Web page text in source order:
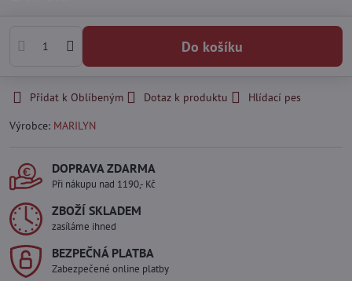
Do košíku
Přidat k Oblíbeným Dotaz k produktu
Hlídací pes
Výrobce: MARILYN
DOPRAVA ZDARMA
Při nákupu nad 1190,- Kč
ZBOŽÍ SKLADEM
zasíláme ihned
BEZPEČNÁ PLATBA
Zabezpečené online platby